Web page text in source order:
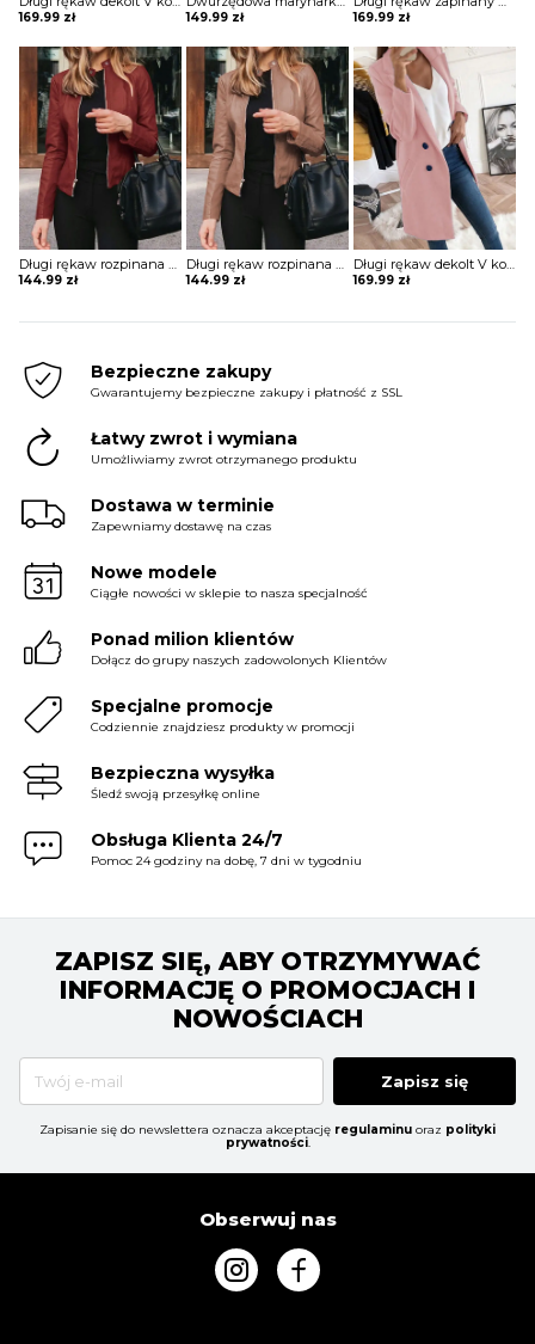
169.99 zł 149.99 zł 169.99 zł
Długi rękaw rozpinana stójka skóra skórzana ekologiczna taliowana talia prosta jesień ramoneska kurtka Lakeisha
144.99 zł
Długi rękaw rozpinana stójka skóra skórzana ekologiczna taliowana talia prosta jesień ramoneska kurtka Lakeisha
144.99 zł
Długi rękaw dekolt V kołnierz guziki elegancki bez wzoru dopasowany płaszcz Aaltje
169.99 zł
Bezpieczne zakupy
Gwarantujemy bezpieczne zakupy i płatność z SSL
Łatwy zwrot i wymiana
Umożliwiamy zwrot otrzymanego produktu
Dostawa w terminie
Zapewniamy dostawę na czas
Nowe modele
Ciągłe nowości w sklepie to nasza specjalność
Ponad milion klientów
Dołącz do grupy naszych zadowolonych Klientów
Specjalne promocje
Codziennie znajdziesz produkty w promocji
Bezpieczna wysyłka
Śledź swoją przesyłkę online
Obsługa Klienta 24/7
Pomoc 24 godziny na dobę, 7 dni w tygodniu
ZAPISZ SIĘ, ABY OTRZYMYWAĆ
INFORMACJĘ O PROMOCJACH I
NOWOŚCIACH
Zapisz się
Zapisanie się do newslettera oznacza akceptację regulaminu oraz polityki
prywatności.
Obserwuj nas